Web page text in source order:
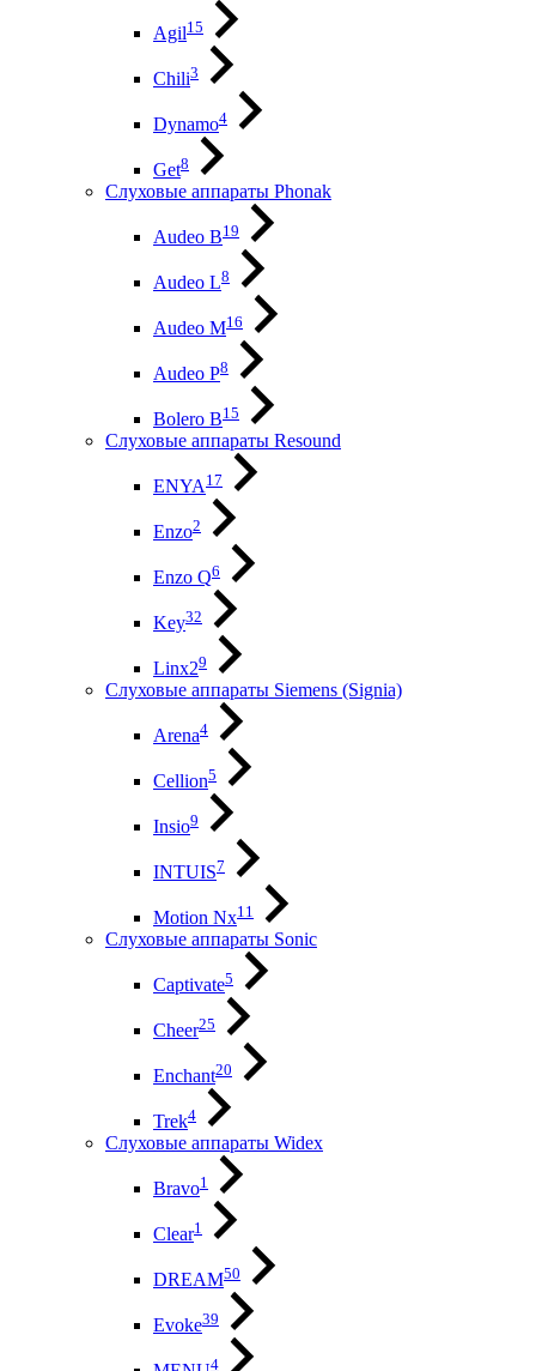
Agil15
Chili3
Dynamo4
Get8
Слуховые аппараты Phonak
Audeo B19
Audeo L8
Audeo М16
Audeo P8
Bolero B15
Слуховые аппараты Resound
ENYA17
Enzo2
Enzo Q6
Key32
Linx29
Слуховые аппараты Siemens (Signia)
Arena4
Cellion5
Insio9
INTUIS7
Motion Nx11
Слуховые аппараты Sonic
Captivate5
Cheer25
Enchant20
Trek4
Слуховые аппараты Widex
Bravo1
Clear1
DREAM50
Evoke39
4